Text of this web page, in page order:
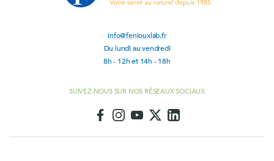
info@feniouxlab.fr
Du lundi au vendredi
8h - 12h et 14h - 18h
SUIVEZ-NOUS SUR NOS RÉSEAUX SOCIAUX